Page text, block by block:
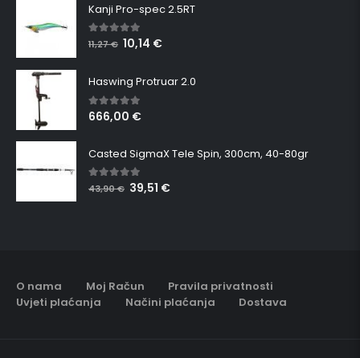
Kanji Pro-spec 2.5RT
5.00out of 5
11,27€ 10,14 €
Haswing Protruar 2.0
5.00 out of 5
666,00 €
Casted SigmaX Tele Spin, 300cm, 40-80gr
5.00out of 5
43,90€ 39,51 €
O nama Moj Račun
Pravila privatnosti
Uvjeti plaćanja
Načini plaćanja Dostava